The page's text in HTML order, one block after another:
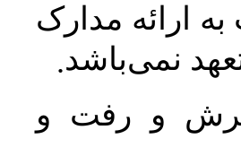
ارائه مدارک
نمی‌باشد.
و رفت و